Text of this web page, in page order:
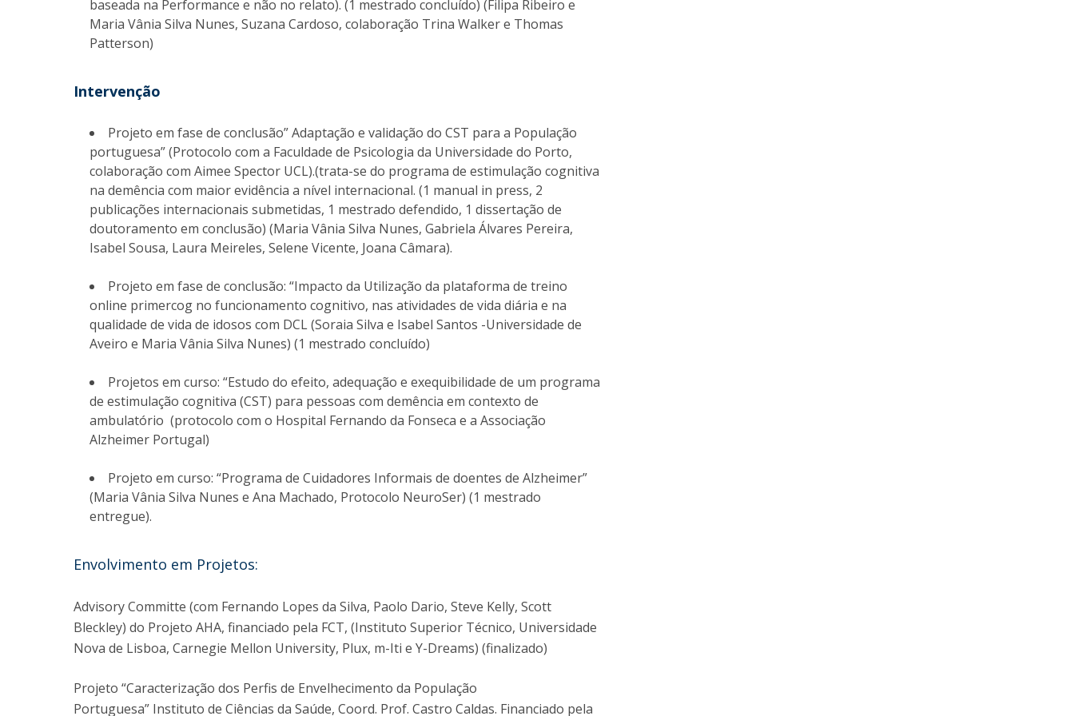
baseada na Performance e não no relato). (1 mestrado concluído) (Filipa Ribeiro e
Maria Vânia Silva Nunes, Suzana Cardoso, colaboração Trina Walker e Thomas
Patterson)
Intervenção
Projeto em fase de conclusão” Adaptação e validação do CST para a População
portuguesa” (Protocolo com a Faculdade de Psicologia da Universidade do Porto,
colaboração com Aimee Spector UCL).(trata-se do programa de estimulação cognitiva
na demência com maior evidência a nível internacional. (1 manual in press, 2
publicações internacionais submetidas, 1 mestrado defendido, 1 dissertação de
doutoramento em conclusão) (Maria Vânia Silva Nunes, Gabriela Álvares Pereira,
Isabel Sousa, Laura Meireles, Selene Vicente, Joana Câmara).
Projeto em fase de conclusão: “Impacto da Utilização da plataforma de treino
online primercog no funcionamento cognitivo, nas atividades de vida diária e na
qualidade de vida de idosos com DCL (Soraia Silva e Isabel Santos -Universidade de
Aveiro e Maria Vânia Silva Nunes) (1 mestrado concluído)
Projetos em curso: “Estudo do efeito, adequação e exequibilidade de um programa
de estimulação cognitiva (CST) para pessoas com demência em contexto de
ambulatório (protocolo com o Hospital Fernando da Fonseca e a Associação
Alzheimer Portugal)
Projeto em curso: “Programa de Cuidadores Informais de doentes de Alzheimer”
(Maria Vânia Silva Nunes e Ana Machado, Protocolo NeuroSer) (1 mestrado
entregue).
Envolvimento em Projetos:
Advisory Committe (com Fernando Lopes da Silva, Paolo Dario, Steve Kelly, Scott
Bleckley) do Projeto AHA, financiado pela FCT, (Instituto Superior Técnico, Universidade
Nova de Lisboa, Carnegie Mellon University, Plux, m-Iti e Y-Dreams) (finalizado)
Projeto “Caracterização dos Perfis de Envelhecimento da População
Portuguesa” Instituto de Ciências da Saúde, Coord. Prof. Castro Caldas. Financiado pela